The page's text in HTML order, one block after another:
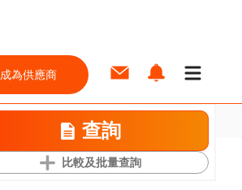
成為供應商
查詢
比較及批量查詢